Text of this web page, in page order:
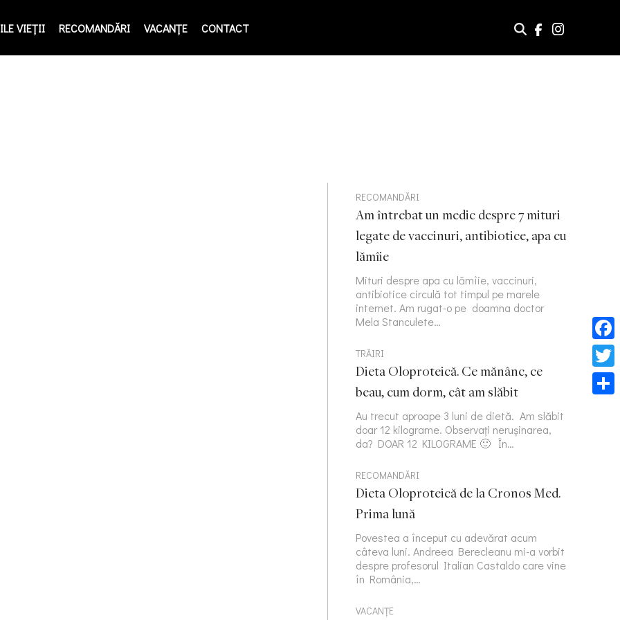
VIEŢII RECOMANDĂRI VACANȚE CONTACT
RECOMANDĂRI
Am întrebat un medic despre 7 mituri
legate de vaccinuri, antibiotice, apa cu
lămîie
Mituri despre apa cu lămîie, vaccinuri,
antibiotice circulă tot timpul pe marele
internet. Am rugat-o pe doamna doctor
Mela Stanculete…
TRĂIRI
Dieta Oloproteică. Ce mănânc, ce
beau, cum dorm, cât am slăbit
Au trecut aproape 3 luni de dietă. Am slăbit
doar 12 kilograme. Observați nerușinarea,
da? DOAR 12 KILOGRAME 🙂 În…
RECOMANDĂRI
Dieta Oloproteică de la Cronos Med.
Prima lună
Povestea a început cu adevărat acum
câteva luni. Andreea Berecleanu mi-a vorbit
despre profesorul Italian Castaldo care vine
în România,…
VACANȚE